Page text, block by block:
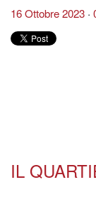
16 Ottobre 2023
IL